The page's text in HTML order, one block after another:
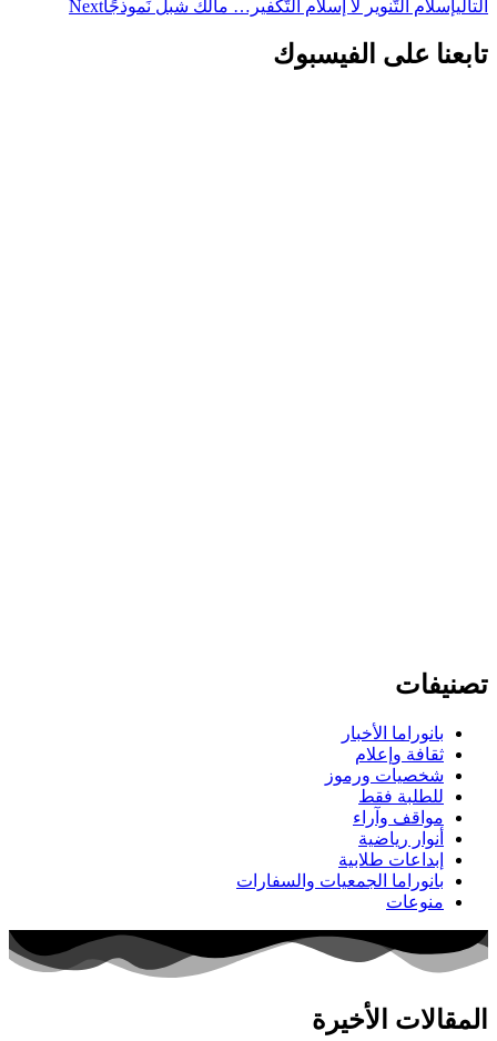
التاليإسلام التّنوير لا إسلام التّكفير… مالك شبل نَموذجًاNext
تابعنا على الفيسبوك
تصنيفات
بانوراما الأخبار
ثقافة وإعلام
شخصيات ورموز
للطلبة فقط
مواقف وآراء
أنوار رياضية
إبداعات طلابية
بانوراما الجمعيات والسفارات
منوعات
المقالات الأخيرة